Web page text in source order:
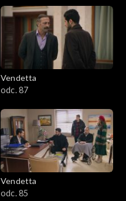
Vendetta
odc. 87
Vendetta
odc. 85